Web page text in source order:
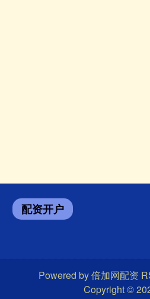
配资开户
Powered by倍加网配资
Copyright©